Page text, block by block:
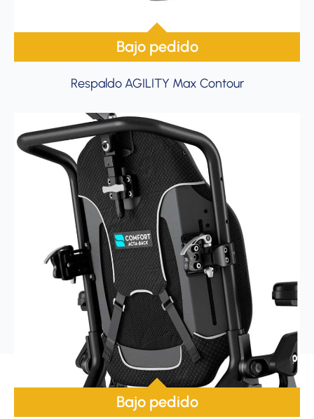
Bajo pedido
Respaldo AGILITY Max Contour
Bajo pedido